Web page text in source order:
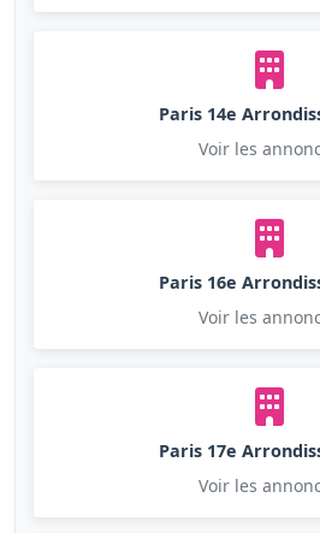
Paris 14e
Voir les
Paris 16e
Voir les
Paris 17e
Voir les